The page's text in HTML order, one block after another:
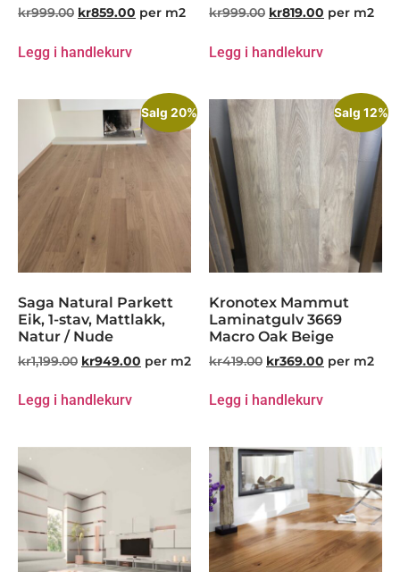
kr999.00 kr859.00 per m2
Legg i handlekurv
kr999.00 kr819.00 per m2
Legg i handlekurv
Salg 20%
Saga Natural Parkett
Eik, 1-stav, Mattlakk,
Natur / Nude
kr1,199.00 kr949.00 per m2
Legg i handlekurv
Salg 12%
Kronotex Mammut
Laminatgulv 3669
Macro Oak Beige
kr419.00 kr369.00 per m2
Legg i handlekurv